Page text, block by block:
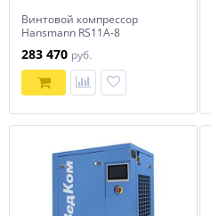
Винтовой компрессор
Hansmann RS11A-8
283 470 руб.